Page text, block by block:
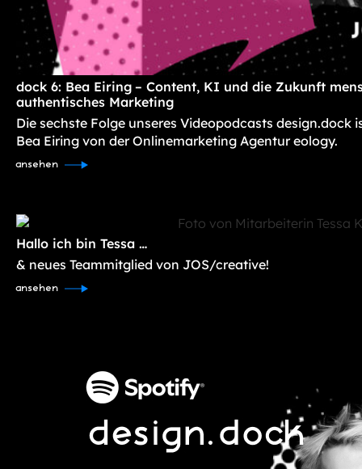
dock 6: Bea Eiring – Content, KI und die Zukunft
authentisches Marketing
Die sechste Folge unseres Videopodcasts design.dock
Bea Eiring von der Onlinemarketing Agentur eology.
ansehen
Hallo ich bin Tessa …
& neues Teammitglied von JOS/creative!
ansehen